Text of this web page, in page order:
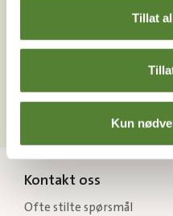
Tillat
Kun
Last ned
Les mer
Kontakt oss
Ofte stilte spørsmål